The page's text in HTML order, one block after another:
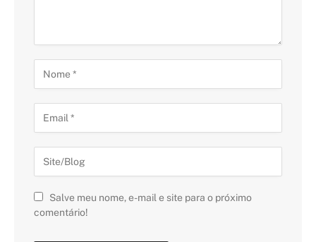
Salve meu nome, e-mail e site para o próximo
comentário!